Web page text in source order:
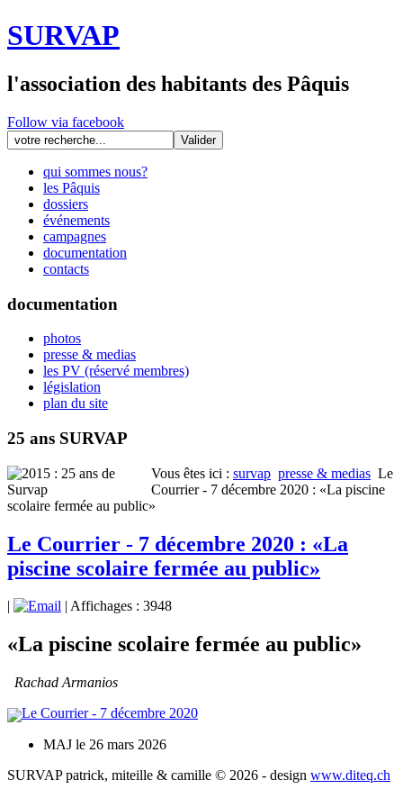
SURVAP
l'association des habitants des Pâquis
Follow via facebook
qui sommes nous?
les Pâquis
dossiers
événements
campagnes
documentation
contacts
documentation
photos
presse & medias
les PV (réservé membres)
législation
plan du site
25 ans SURVAP
Vous êtes ici : survap presse & medias Le
Courrier - 7 décembre 2020 : «La piscine
scolaire fermée au public»
Le Courrier - 7 décembre 2020 : «La
piscine scolaire fermée au public»
| Affichages : 3948
«La piscine scolaire fermée au public»
Rachad Armanios
Le Courrier - 7 décembre 2020
MAJ le 26 mars 2026
SURVAP patrick, miteille & camille © 2026 - design www.diteq.ch